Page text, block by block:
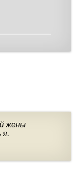
жены
я.